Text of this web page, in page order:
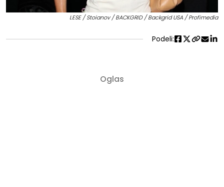
LESE / Stoianov / BACKGRID / Backgrid USA / Profimedia
Podeli: